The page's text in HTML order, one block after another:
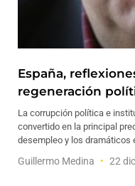
España,
regeneración
La corrupción política e
convertido en la principal
desempleo y los
Guillermo Medina 22